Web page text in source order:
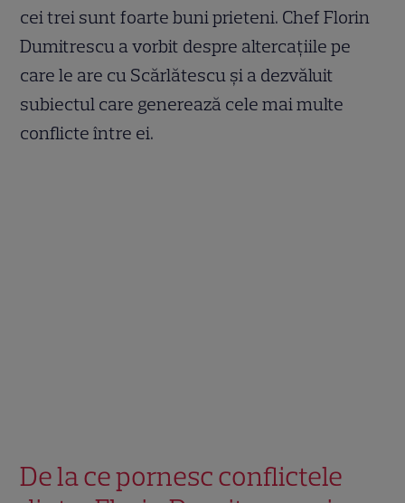
cei trei sunt foarte buni prieteni. Chef Florin
Dumitrescu a vorbit despre altercațiile pe
care le are cu Scărlătescu și a dezvăluit
subiectul care generează cele mai multe
conflicte între ei.
De la ce pornesc conflictele